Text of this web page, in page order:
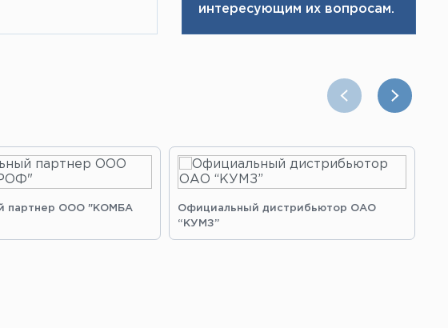
интересующим их вопросам.
партнер ООО "КОМБА
Официальный дистрибьютор ОАО
“КУМЗ”